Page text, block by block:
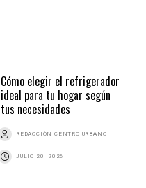
Cómo elegir el refrigerador
ideal para tu hogar según
tus necesidades
REDACCIÓN CENTRO URBANO
JULIO 20, 2026